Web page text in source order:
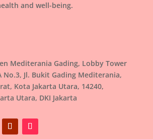
and well-being.
Mediterania Gading, Lobby Tower
No.3, Jl. Bukit Gading Mediterania,
Kota Jakarta Utara, 14240,
Utara, DKI Jakarta